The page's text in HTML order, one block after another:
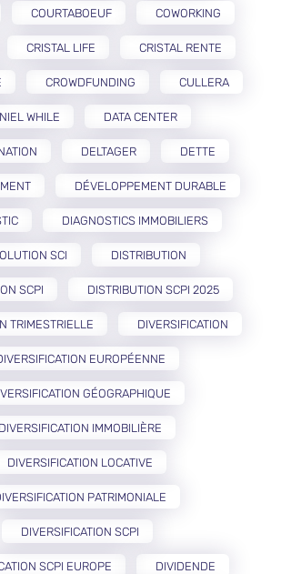
COURTABOEUF COWORKING
CRISTAL LIFE CRISTAL RENTE
CROWDFUNDING CULLERA
WHILE DATA CENTER
DELTAGER DETTE
DÉVELOPPEMENT DURABLE
DIAGNOSTICS IMMOBILIERS
SCI DISTRIBUTION
SCPI DISTRIBUTION SCPI 2025
TRIMESTRIELLE DIVERSIFICATION
EUROPÉENNE
GÉOGRAPHIQUE
DIVERSIFICATION IMMOBILIÈRE
DIVERSIFICATION LOCATIVE
PATRIMONIALE
DIVERSIFICATION SCPI
SCPI EUROPE DIVIDENDE